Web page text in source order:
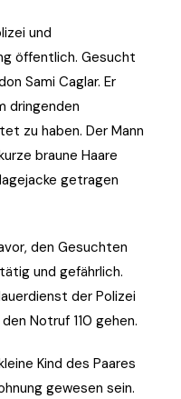
und
öffentlich. Gesucht
Sami Caglar. Er
dringenden
zu haben. Der Mann
braune Haare
getragen
den Gesuchten
und gefährlich.
der Polizei
Notruf 110 gehen.
Kind des Paares
gewesen sein.